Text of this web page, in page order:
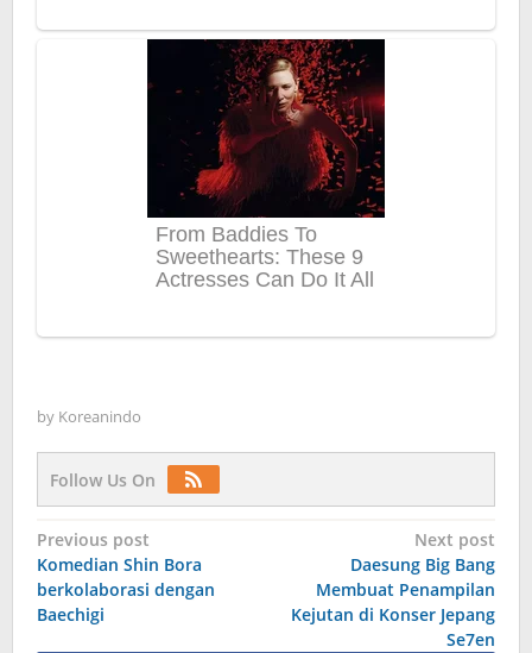
by Koreanindo
Follow Us On
Post
navigation
Previous post
Komedian Shin Bora
berkolaborasi dengan
Baechigi
Next post
Daesung Big Bang
Membuat Penampilan
Kejutan di Konser Jepang
Se7en